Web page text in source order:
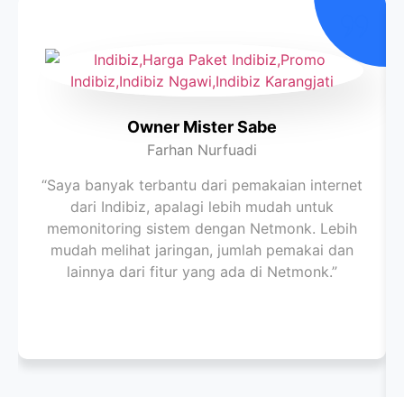
Owner Mister Sabe
Farhan Nurfuadi
“Saya banyak terbantu dari pemakaian internet
dari Indibiz, apalagi lebih mudah untuk
memonitoring sistem dengan Netmonk. Lebih
mudah melihat jaringan, jumlah pemakai dan
lainnya dari fitur yang ada di Netmonk.”